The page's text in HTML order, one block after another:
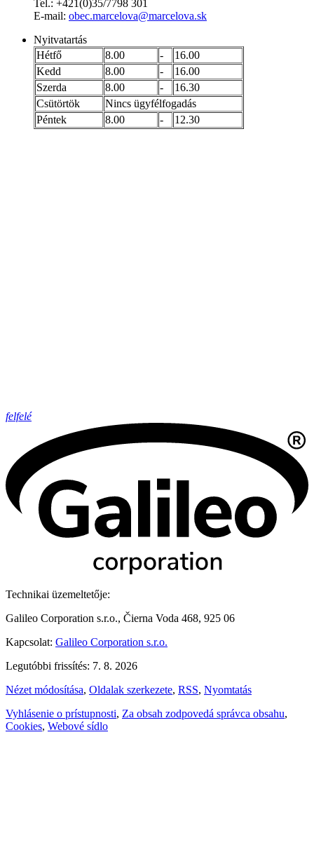
Tel.: +421(0)35/7798 301
E-mail: obec.marcelova@marcelova.sk
Nyitvatartás
Hétfő
8.00 -
16.00
Kedd
8.00 -
16.00
Szerda
8.00 -
16.30
Csütörtök
Nincs ügyfélfogadás
Péntek
8.00 - 12.30
felfelé
Technikai üzemeltetője:
Galileo Corporation s.r.o., Čierna Voda 468, 925 06
Kapcsolat: Galileo Corporation s.r.o.
Legutóbbi frissítés: 7. 8. 2026
Nézet módosítása, Oldalak szerkezete, RSS, Nyomtatás
Vyhlásenie o prístupnosti, Za obsah zodpovedá správca obsahu,
Cookies, Webové sídlo